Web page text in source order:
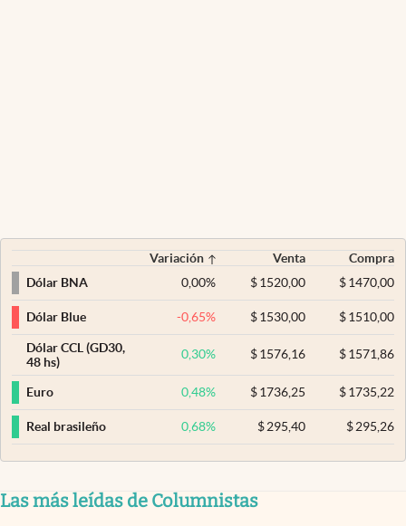
Variación Venta
Compra
Dólar BNA
0,00% $ 1520,00 $1470,00
Dólar Blue -0,65% $ 1530,00 $1510,00
Dólar CCL (GD30,
48 hs)
0,30% $ 1576,16 $1571,86
Euro 0,48% $ 1736,25 $1735,22
Real brasileño 0,68% $ 295,40 $295,26
Las más leídas de Columnistas